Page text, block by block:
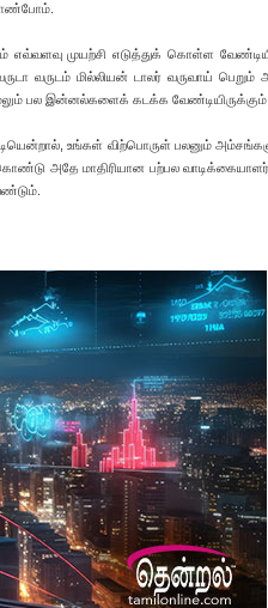
எவ்வளவு முயற்சி எடுத்துக் கொள்ள
வருடம் மில்லியன் டாலர் வருவாய் பெறும்
பல இன்னல்களைக் கடக்க வேண்டியிருக்கும்.
உங்கள் விற்பொருள் பலனும்
அதே மாதிரியான பற்பல